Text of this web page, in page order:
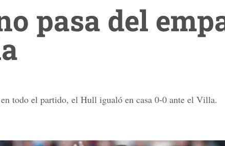
pasa del
todo el partido, el Hull igualó en casa 0-0 ante el Villa.